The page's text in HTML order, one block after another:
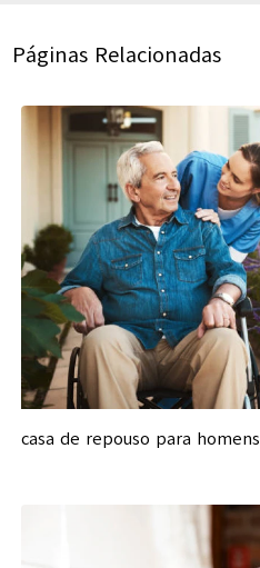
Páginas Relacionadas
casa de repouso para homens